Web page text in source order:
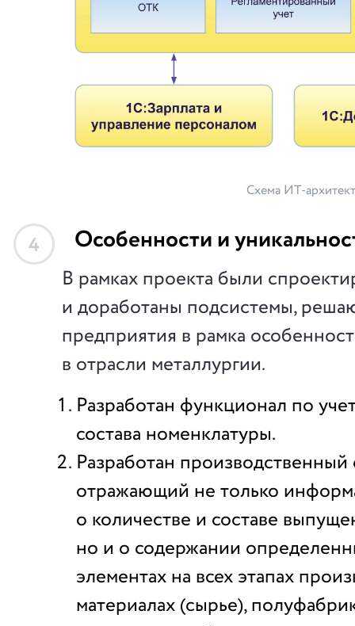
Схема ИТ-
4 Особенности и
В рамках проекта были
и доработаны подсистемы,
предприятия в рамка
в отрасли металлургии.
Разработан функционал по
состава номенклатуры.
Разработан производственный
отражающий не только
о количестве и составе
но и о содержании
элементах на всех этапах
материалах (сырье),